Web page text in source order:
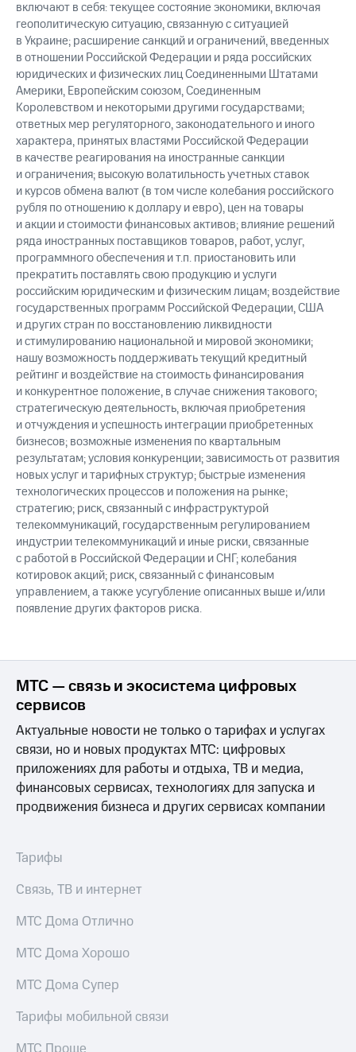
включают в себя: текущее состояние экономики, включая
геополитическую ситуацию, связанную с ситуацией
в Украине; расширение санкций и ограничений, введенных
в отношении Российской Федерации и ряда российских
юридических и физических лиц Соединенными Штатами
Америки, Европейским союзом, Соединенным
Королевством и некоторыми другими государствами;
ответных мер регуляторного, законодательного и иного
характера, принятых властями Российской Федерации
в качестве реагирования на иностранные санкции
и ограничения; высокую волатильность учетных ставок
и курсов обмена валют (в том числе колебания российского
рубля по отношению к доллару и евро), цен на товары
и акции и стоимости финансовых активов; влияние решений
ряда иностранных поставщиков товаров, работ, услуг,
программного обеспечения и т.п. приостановить или
прекратить поставлять свою продукцию и услуги
российским юридическим и физическим лицам; воздействие
государственных программ Российской Федерации, США
и других стран по восстановлению ликвидности
и стимулированию национальной и мировой экономики;
нашу возможность поддерживать текущий кредитный
рейтинг и воздействие на стоимость финансирования
и конкурентное положение, в случае снижения такового;
стратегическую деятельность, включая приобретения
и отчуждения и успешность интеграции приобретенных
бизнесов; возможные изменения по квартальным
результатам; условия конкуренции; зависимость от развития
новых услуг и тарифных структур; быстрые изменения
технологических процессов и положения на рынке;
стратегию; риск, связанный с инфраструктурой
телекоммуникаций, государственным регулированием
индустрии телекоммуникаций и иные риски, связанные
с работой в Российской Федерации и СНГ; колебания
котировок акций; риск, связанный с финансовым
управлением, а также усугубление описанных выше и/или
появление других факторов риска.
МТС — связь и экосистема цифровых
сервисов
Актуальные новости не только о тарифах и услугах
связи, но и новых продуктах МТС: цифровых
приложениях для работы и отдыха, ТВ и медиа,
финансовых сервисах, технологиях для запуска и
продвижения бизнеса и других сервисах компании
Тарифы
Связь, ТВ и интернет
МТС Дома Отлично
МТС Дома Хорошо
МТС Дома Супер
Тарифы мобильной связи